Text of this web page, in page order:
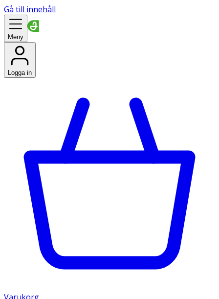
Gå till innehåll
Meny
Logga in